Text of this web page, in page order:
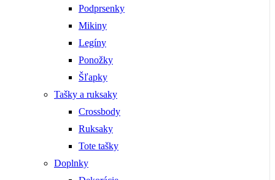
Podprsenky
Mikiny
Legíny
Ponožky
Šľapky
Tašky a ruksaky
Crossbody
Ruksaky
Tote tašky
Doplnky